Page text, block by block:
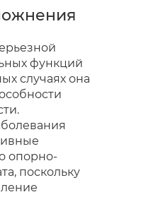
функций
случаях она
опорно-
поскольку